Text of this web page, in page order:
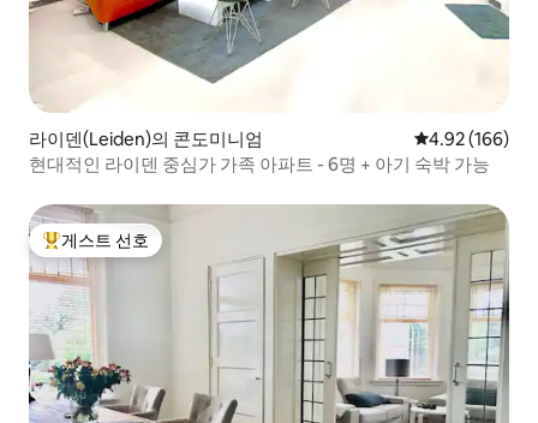
라이덴(Leiden)의 콘도미니엄 평점 4.92점(5
4.92 (166)
현대적인 라이덴 중심가 가족 아파트 - 6명 + 아기 숙박 가능
상위 게스트 선호
게스트 선호